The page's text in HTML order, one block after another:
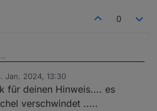
0
deinen Auto Datenpunkt hier
funktionieren:
Jan. 2024, 13:30
von
für deinen Hinweis.... es
verschwindet .....